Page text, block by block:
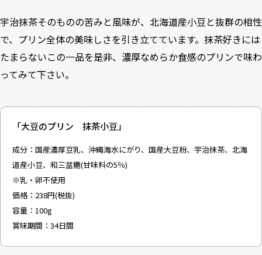
宇治抹茶そのものの苦みと風味が、北海道産小豆と抜群の相性
で、プリン全体の美味しさを引き立てています。抹茶好きには
たまらないこの一品を是非、濃厚なめらか食感のプリンで味わ
ってみて下さい。
「大豆のプリン 抹茶小豆」
成分：国産濃厚豆乳、沖縄海水にがり、国産大豆粉、宇治抹茶、北海
道産小豆、和三盆糖(甘味料の5％)
※乳・卵不使用
価格：238円(税抜)
容量：100g
賞味期間：34日間